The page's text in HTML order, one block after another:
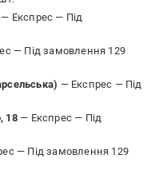
— Експрес — Під
— Під замовлення 129
— Експрес — Під
18— Експрес — Під
— Під замовлення 129